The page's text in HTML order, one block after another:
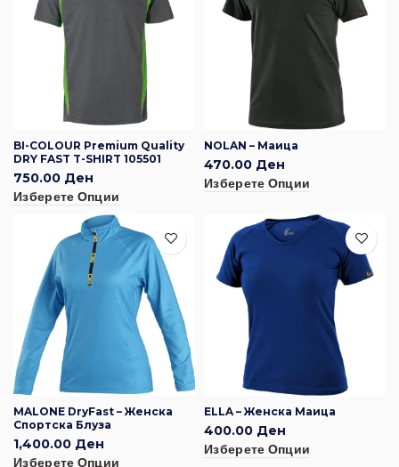
BI-COLOUR Premium Quality
DRY FAST T-SHIRT 105501
750.00 Ден
Изберете Опции
NOLAN – Маица
470.00 Ден
Изберете Опции
MALONE DryFast – Женска
Спортска Блуза
1,400.00 Ден
Изберете Опции
ELLA – Женска Маица
400.00 Ден
Изберете Опции